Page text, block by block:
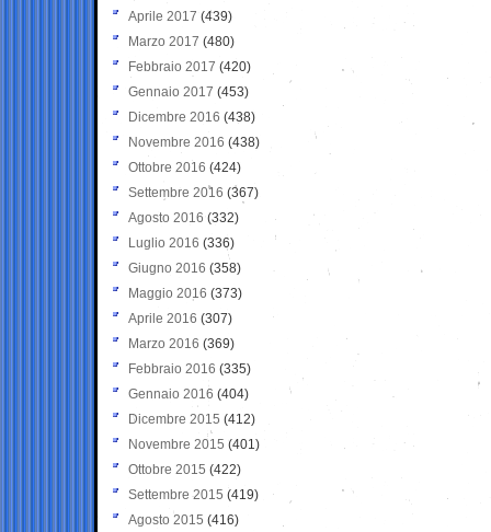
Aprile 2017 (439)
Marzo 2017 (480)
Febbraio 2017 (420)
Gennaio 2017 (453)
Dicembre 2016 (438)
Novembre 2016 (438)
Ottobre 2016 (424)
Settembre 2016 (367)
Agosto 2016 (332)
Luglio 2016 (336)
Giugno 2016 (358)
Maggio 2016 (373)
Aprile 2016 (307)
Marzo 2016 (369)
Febbraio 2016 (335)
Gennaio 2016 (404)
Dicembre 2015 (412)
Novembre 2015 (401)
Ottobre 2015 (422)
Settembre 2015 (419)
Agosto 2015 (416)